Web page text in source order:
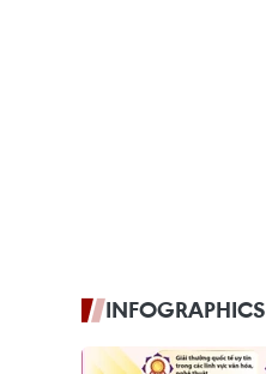
INFOGRAPHICS